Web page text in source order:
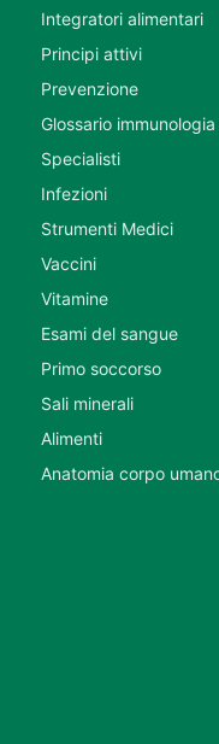
Integratori alimentari
Principi attivi
Prevenzione
Glossario immunologia
Specialisti
Infezioni
Strumenti Medici
Vaccini
Vitamine
Esami del sangue
Primo soccorso
Sali minerali
Alimenti
Anatomia corpo